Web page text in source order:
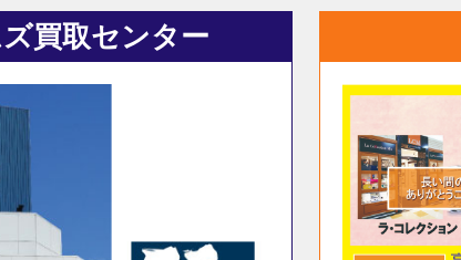
買取センター